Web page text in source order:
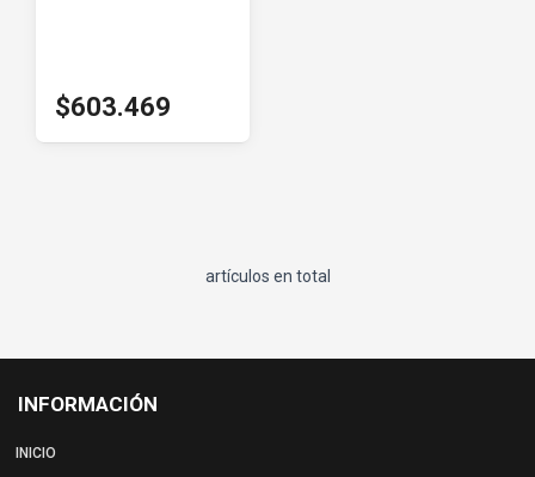
$603.469
artículos en total
INFORMACIÓN
INICIO